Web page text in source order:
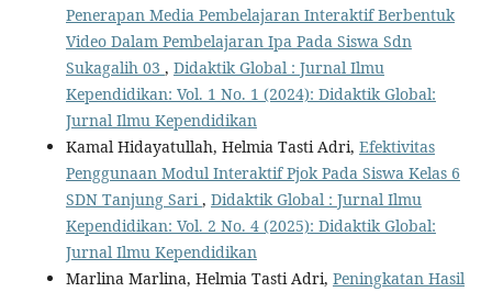
Penerapan Media Pembelajaran Interaktif Berbentuk
Video Dalam Pembelajaran Ipa Pada Siswa Sdn
Sukagalih 03 , Didaktik Global : Jurnal Ilmu
Kependidikan: Vol. 1 No. 1 (2024): Didaktik Global:
Jurnal Ilmu Kependidikan
Kamal Hidayatullah, Helmia Tasti Adri, Efektivitas
Penggunaan Modul Interaktif Pjok Pada Siswa Kelas 6
SDN Tanjung Sari , Didaktik Global : Jurnal Ilmu
Kependidikan: Vol. 2 No. 4 (2025): Didaktik Global:
Jurnal Ilmu Kependidikan
Marlina Marlina, Helmia Tasti Adri, Peningkatan Hasil